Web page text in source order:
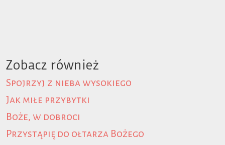
Zobacz również
Spojrzyj z nieba wysokiego
Jak miłe przybytki
Boże, w dobroci
Przystąpię do ołtarza Bożego